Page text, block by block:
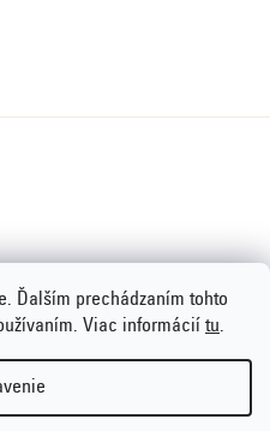
Ďalším prechádzaním tohto
Viac informácií tu.